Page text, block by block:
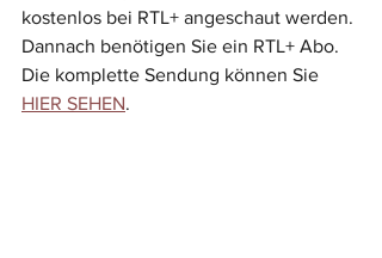
kostenlos bei RTL+ angeschaut werden.
Dannach benötigen Sie ein RTL+ Abo.
Die komplette Sendung können Sie
HIER SEHEN.